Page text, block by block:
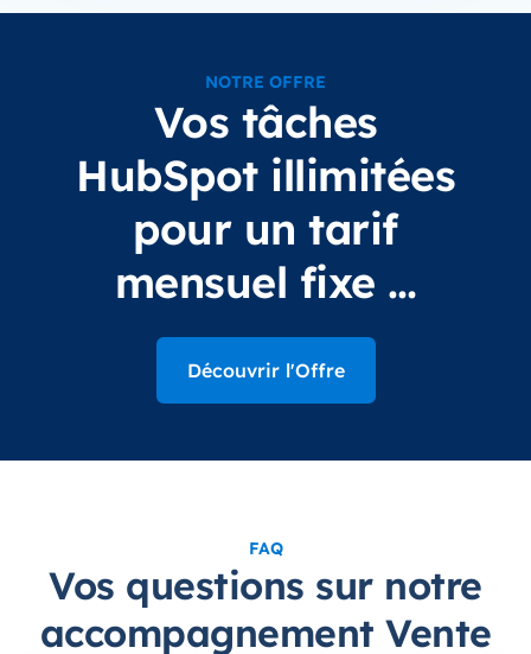
NOTRE OFFRE
Vos tâches
HubSpot illimitées
pour un tarif
mensuel fixe …
Découvrir l'Offre
FAQ
Vos questions sur notre
accompagnement Vente